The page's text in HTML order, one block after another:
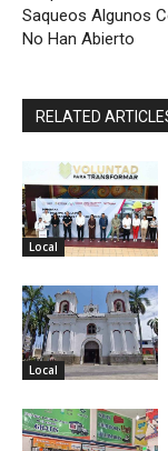
Saqueos Algunos
No Han Abierto
RELATED
Local
Local